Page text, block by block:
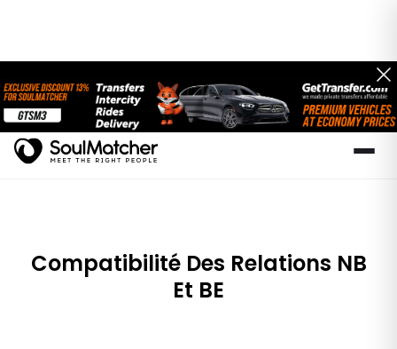
Compatibilité Des Relations NB
Et BE